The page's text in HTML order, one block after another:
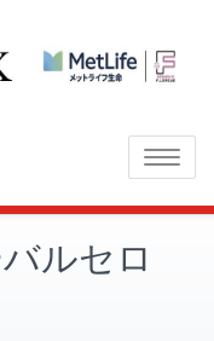
Toggle
ルセロ